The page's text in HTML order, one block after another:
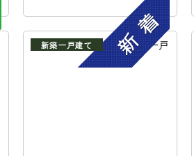
新築一戸建て